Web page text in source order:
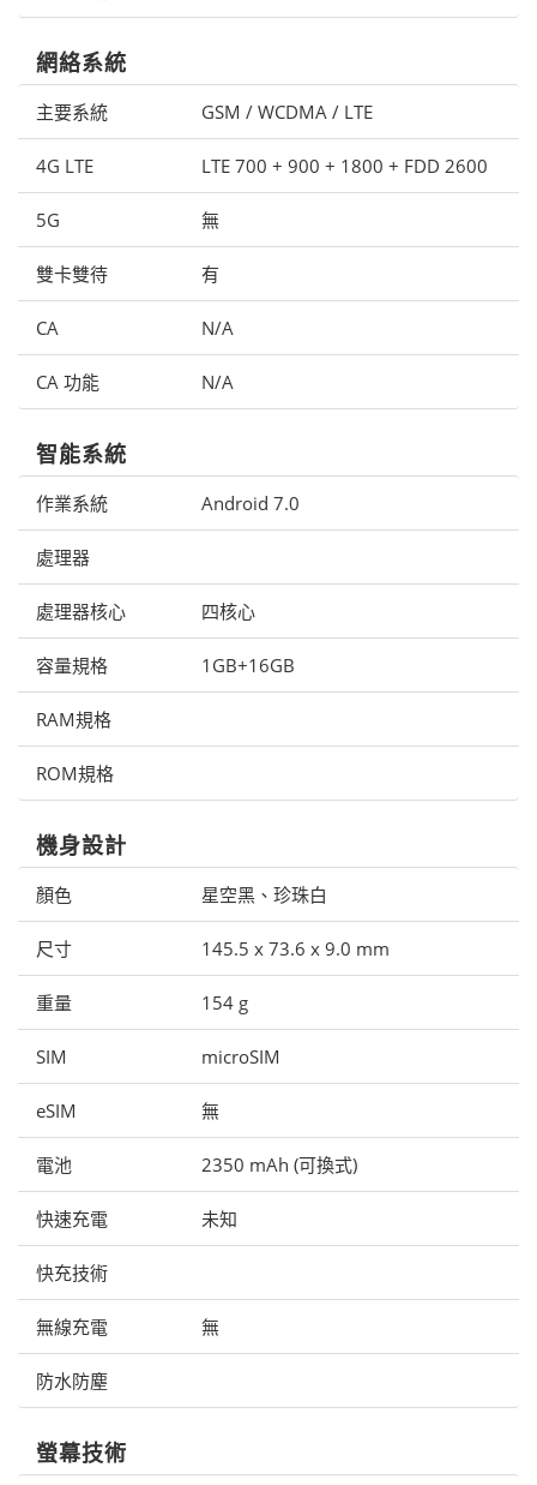
網絡系統
主要系統 GSM / WCDMA / LTE
4G LTE LTE 700 + 900 + 1800 + FDD 2600
5G 無
雙卡雙待 有
CA N/A
CA 功能 N/A
智能系統
作業系統 Android 7.0
處理器
處理器核心 四核心
容量規格 1GB+16GB
RAM規格
ROM規格
機身設計
顏色 星空黑、珍珠白
尺寸 145.5 x 73.6 x 9.0 mm
重量 154 g
SIM microSIM
eSIM 無
電池 2350 mAh (可換式)
快速充電 未知
快充技術
無線充電 無
防水防塵
螢幕技術